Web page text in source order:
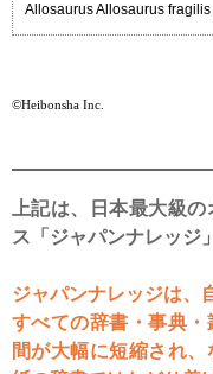
Allosaurus Allosaurus fragilis
©Heibonsha Inc.
上記は、日本最大級
ス「ジャパンナレッジ
ジャパンナレッジは、
すべての辞書・事典
間が大幅に短縮され、